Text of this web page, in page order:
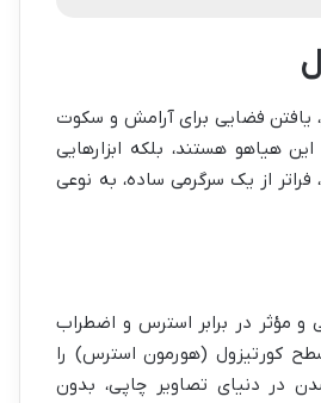
یافتن فضایی برای آرامش و سکوت
هیاهو هستند، بلکه ابزارهایی
از یک سرگرمی ساده، به نوعی
مؤثر در برابر استرس و اضطراب
کورتیزول (هورمون استرس) را
در دنیای تصاویر چاپی، بدون